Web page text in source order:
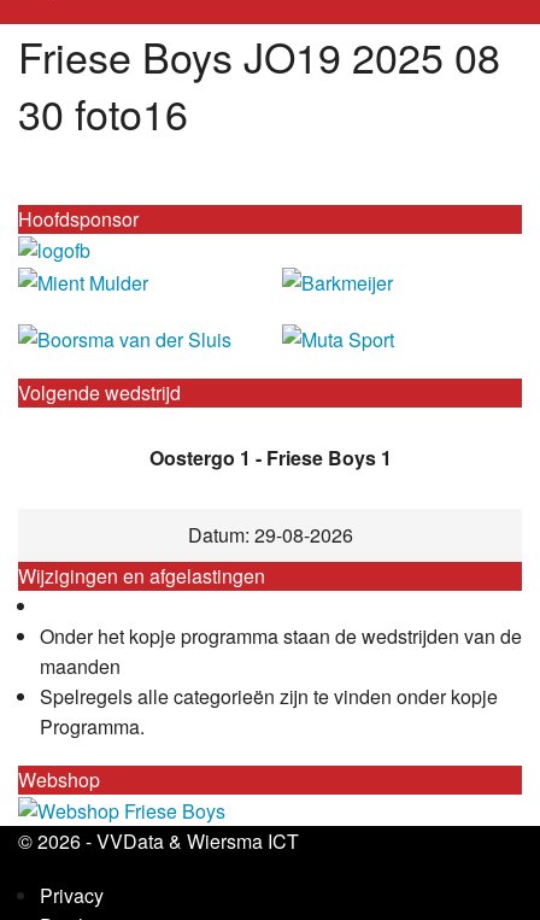
Friese Boys JO19 2025 08
30 foto16
Hoofdsponsor
Volgende wedstrijd
Oostergo 1 - Friese Boys 1
Datum: 29-08-2026
Wijzigingen en afgelastingen
Onder het kopje programma staan de wedstrijden van de
maanden
Spelregels alle categorieën zijn te vinden onder kopje
Programma.
Webshop
© 2026 -VVData& Wiersma ICT
Privacy